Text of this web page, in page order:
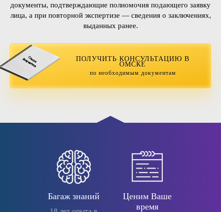
документы, подтверждающие полномочия подающего заявку
лица, а при повторной экспертизе — сведения о заключениях,
выданных ранее.
ПОЛУЧИТЬ КОНСУЛЬТАЦИЮ В
ОМСКЕ
по необходимым документам
Багаж знаний
Ценим Ваше
время